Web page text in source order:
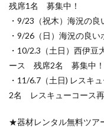
残席1名 募集中！
・9/23（祝木）海況の
・9/26（日）海況の良
・10/2.3（土日）西伊
ース 残席2名 募集中！
・11/6.7（土日) レスキ
2名 レスキューコース
★器材レンタル無料ツア